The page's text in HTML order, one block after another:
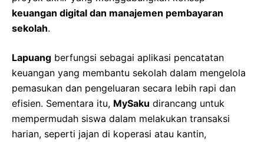
keuangan digital dan manajemen pembayaran
sekolah.
Lapuang berfungsi sebagai aplikasi pencatatan
keuangan yang membantu sekolah dalam mengelola
pemasukan dan pengeluaran secara lebih rapi dan
efisien. Sementara itu, MySaku dirancang untuk
mempermudah siswa dalam melakukan transaksi
harian, seperti jajan di koperasi atau kantin,